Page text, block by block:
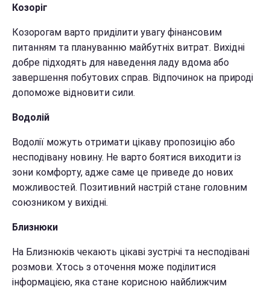
Козоріг
Козорогам варто приділити увагу фінансовим
питанням та плануванню майбутніх витрат. Вихідні
добре підходять для наведення ладу вдома або
завершення побутових справ. Відпочинок на природі
допоможе відновити сили.
Водолій
Водолії можуть отримати цікаву пропозицію або
несподівану новину. Не варто боятися виходити із
зони комфорту, адже саме це приведе до нових
можливостей. Позитивний настрій стане головним
союзником у вихідні.
Близнюки
На Близнюків чекають цікаві зустрічі та несподівані
розмови. Хтось з оточення може поділитися
інформацією, яка стане корисною найближчим